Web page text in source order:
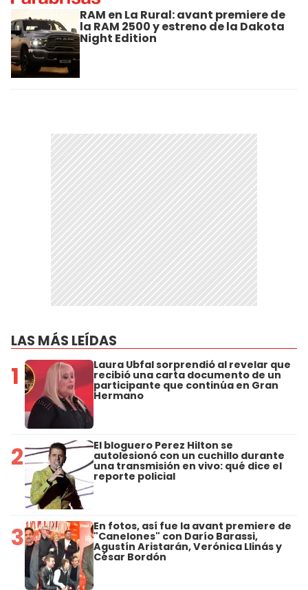
RAM en La Rural: avant premiere de
la RAM 2500 y estreno de la Dakota
Night Edition
LAS MÁS LEÍDAS
1 Laura Ubfal sorprendió al revelar que
recibió una carta documento de un
participante que continúa en Gran
Hermano
2 El bloguero Perez Hilton se
autolesionó con un cuchillo durante
una transmisión en vivo: qué dice el
reporte policial
3 En fotos, así fue la avant premiere de
"Canelones" con Darío Barassi,
Agustín Aristarán, Verónica Llinás y
César Bordón